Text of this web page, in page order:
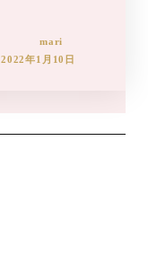
mari
2022年1月10日